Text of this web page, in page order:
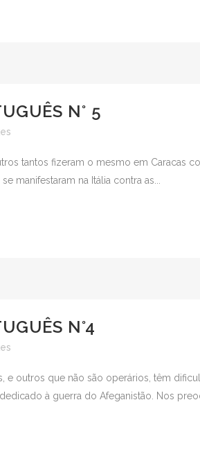
N° 5
tantos fizeram o mesmo em Caracas
manifestaram na Itália contra as...
N°4
e outros que não são operários, têm
à guerra do Afeganistão. Nos